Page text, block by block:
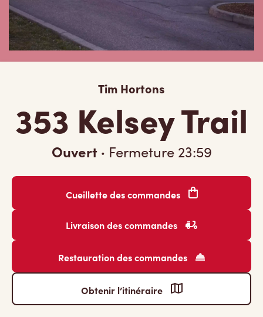
Tim Hortons
353 Kelsey Trail
Ouvert · Fermeture 23:59
Cueillette des commandes
Livraison des commandes
Restauration des commandes
Obtenir l’itinéraire